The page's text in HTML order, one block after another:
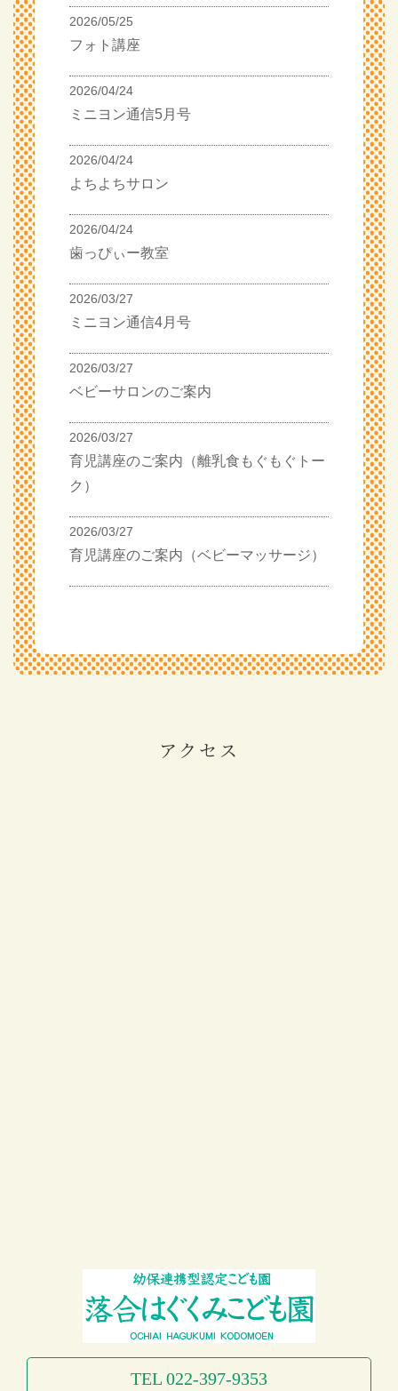
2026/05/25
フォト講座
2026/04/24
ミニヨン通信5月号
2026/04/24
よちよちサロン
2026/04/24
歯っぴぃー教室
2026/03/27
ミニヨン通信4月号
2026/03/27
ベビーサロンのご案内
2026/03/27
育児講座のご案内（離乳食もぐもぐトー
ク）
2026/03/27
育児講座のご案内（ベビーマッサージ）
アクセス
TEL 022-397-9353